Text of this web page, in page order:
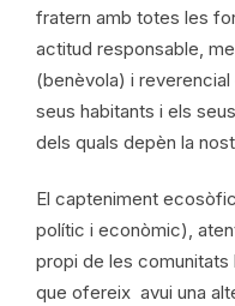
fratern amb totes les
actitud responsable,
(benèvola) i
seus habitants i els
dels quals depèn la
El capteniment
polític i econòmic),
propi de les comunitats
que ofereix avui una